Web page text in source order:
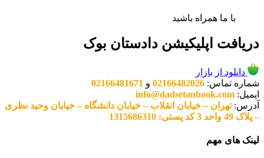
با ما همراه باشید
دریافت اپلیکیشن دادستان بوک
دانلود از بازار
شماره تماس: 02166482026 و 02166481671
ایمیل: info@dadsetanbook.com
آدرس:تهران – خیابان انقلاب – خیابان دانشگاه – خیابان وحید نظری
– پلاک 49 واحد 3 کد پستی: 1315686310
لینک های مهم